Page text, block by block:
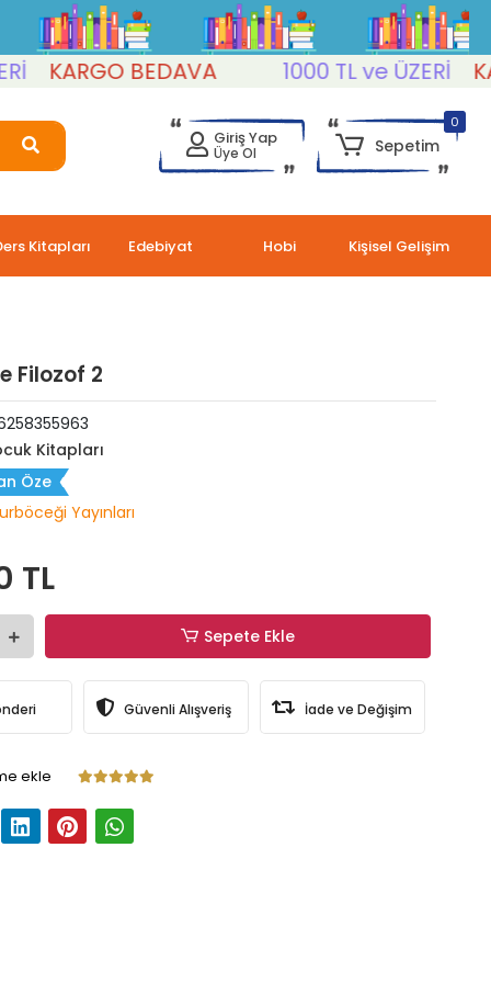
KARGO BEDAVA 1000 TL ve ÜZERİ
Giriş Yap
Üye Ol
0
Sepetim
Kitapları Edebiyat Hobi Kişisel Gelişim
Filozof 2
Kitapları
Öze
Yayınları
TL
Sepete Ekle
Güvenli Alışveriş İade ve Değişim
ekle